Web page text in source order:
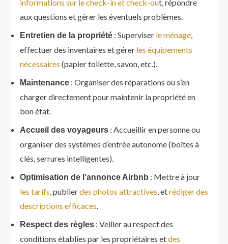
informations sur le check-in et check-out, répondre
aux questions et gérer les éventuels problèmes.
Entretien de la propriété : Superviser le ménage,
effectuer des inventaires et gérer les équipements
nécessaires (papier toilette, savon, etc.).
Maintenance : Organiser des réparations ou s’en
charger directement pour maintenir la propriété en
bon état.
Accueil des voyageurs : Accueillir en personne ou
organiser des systèmes d’entrée autonome (boîtes à
clés, serrures intelligentes).
Optimisation de l’annonce Airbnb : Mettre à jour
les tarifs, publierdes photos attractives, etrédiger des
descriptions efficaces.
Respect des règles : Veiller au respect des
conditions établies par les propriétaires etdes